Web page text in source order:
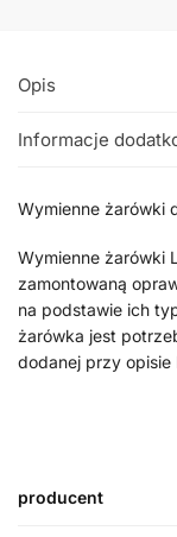
Opis
Informacje
Wymienne żarówki
Wymienne żarówki
zamontowaną
na podstawie ich
żarówka jest
dodanej przy
producent